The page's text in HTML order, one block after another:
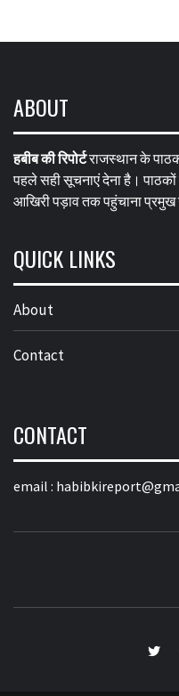
ABOUT
हबीब की रिपोर्टराजस्थान के
पहले सही सूचनाएं देना है।
आखिरी पड़ाव तक पहुंचाना प्रमुख
QUICK LINKS
About
Contact
CONTACT
email :